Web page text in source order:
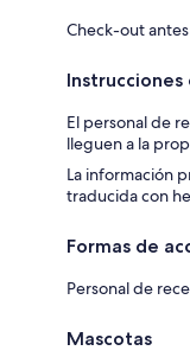
Check-out
Instrucciones
El personal de
lleguen a la
La información
traducida con
Formas de
Personal de
Mascotas